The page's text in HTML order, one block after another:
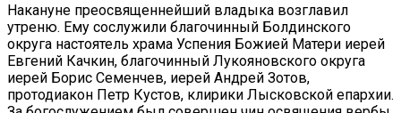
Накануне преосвященнейший владыка возглавил
утреню. Ему сослужили благочинный Болдинского
округа настоятель храма Успения Божией Матери иерей
Евгений Качкин, благочинный Лукояновского округа
иерей Борис Семенчев, иерей Андрей Зотов,
протодиакон Петр Кустов, клирики Лысковской епархии.